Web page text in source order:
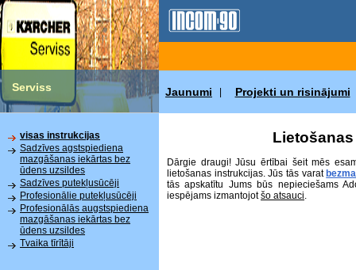
Serviss Jaunumi Projekti un risinājumi
visas instrukcijas
Sadzīves agstspiediena
mazgāšanas iekārtas bez
ūdens uzsildes
Sadzīves putekļusūcēji
Profesionālie putekļusūcēji
Profesionālās augstspiediena
mazgāšanas iekārtas bez
ūdens uzsildes
Tvaika tīrītāji
Dārgie draugi! Jūsu ērtībai šeit mēs
lietošanas instrukcijas. Jūs tās varat
tās apskatītu Jums būs nepieciešams
iespējams izmantojotšo atsauci.